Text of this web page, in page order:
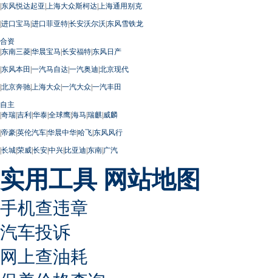
|东风悦达起亚| 上海大众斯柯达| 上海通用别克
|进口宝马|进口菲亚特|长安沃尔沃|东风雪铁龙
合资
|东南三菱|华晨宝马|长安福特|东风日产
|东风本田 |一汽马自达|一汽奥迪|北京现代
|北京奔驰| 上海大众|一汽大众|一汽丰田
自主
|奇瑞|吉利|华泰|全球鹰|海马|瑞麒|威麟
|帝豪|英伦汽车|华晨中华|哈飞|东风风行
|长城|荣威|长安|中兴|比亚迪|东南|广汽
实用工具 网站地图
手机查违章
汽车投诉
网上查油耗